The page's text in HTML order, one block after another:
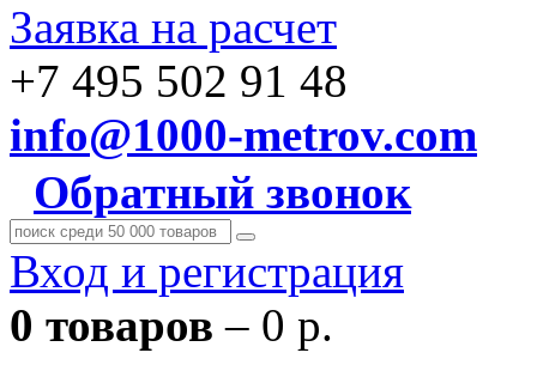
Заявка на расчет
+7 495 502 91 48
info@1000-metrov.com
Обратный звонок
Вход и регистрация
0 товаров – 0 р.